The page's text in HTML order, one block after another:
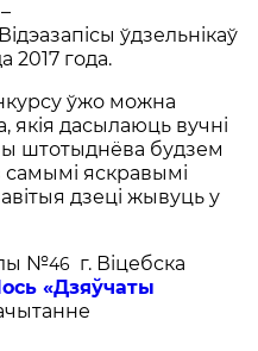
ўдзельнікаў
2017 года.
ўжо можна
якія дасылаюць вучні
штотыднёва будзем
яскравымі
дзеці жывуць у
№46 г. Віцебска
«Дзяўчаты